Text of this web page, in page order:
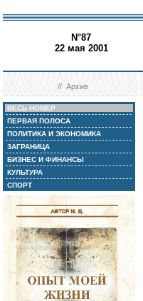
N°87
22 мая 2001
//Архив
ВЕСЬ НОМЕР
ПЕРВАЯ ПОЛОСА
ПОЛИТИКА И ЭКОНОМИКА
ЗАГРАНИЦА
БИЗНЕС И ФИНАНСЫ
КУЛЬТУРА
СПОРТ